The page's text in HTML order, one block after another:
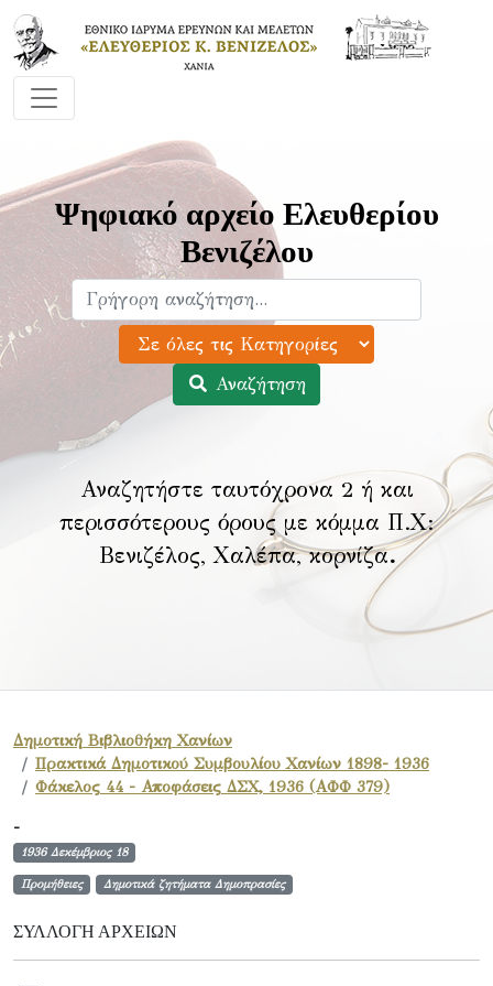
Ψηφιακό αρχείο Ελευθερίου
Βενιζέλου
Αναζήτηση
Αναζητήστε ταυτόχρονα 2 ή και
περισσότερους όρους με κόμμα Π.Χ:
Βενιζέλος, Χαλέπα, κορνίζα.
Δημοτική Βιβλιοθήκη Χανίων
Πρακτικά Δημοτικού Συμβουλίου Χανίων 1898- 1936
Φάκελος 44 - Αποφάσεις ΔΣΧ, 1936 (ΑΦΦ 379)
-
1936 Δεκέμβριος 18
Προμήθειες Δημοτικά ζητήματα Δημοπρασίες
ΣΥΛΛΟΓΉ ΑΡΧΕΊΩΝ